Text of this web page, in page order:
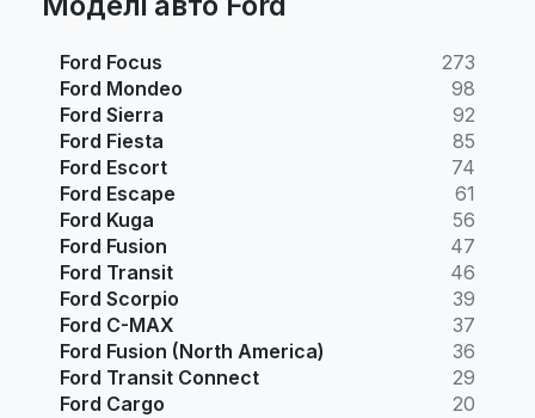
Ford Focus
273
Ford Mondeo
98
Ford Sierra
92
Ford Fiesta
85
Ford Escort
74
Ford Escape
61
Ford Kuga
56
Ford Fusion
47
Ford Transit
46
Ford Scorpio
39
Ford C-MAX
37
Ford Fusion (North America)
36
Ford Transit Connect
29
Ford Cargo
20